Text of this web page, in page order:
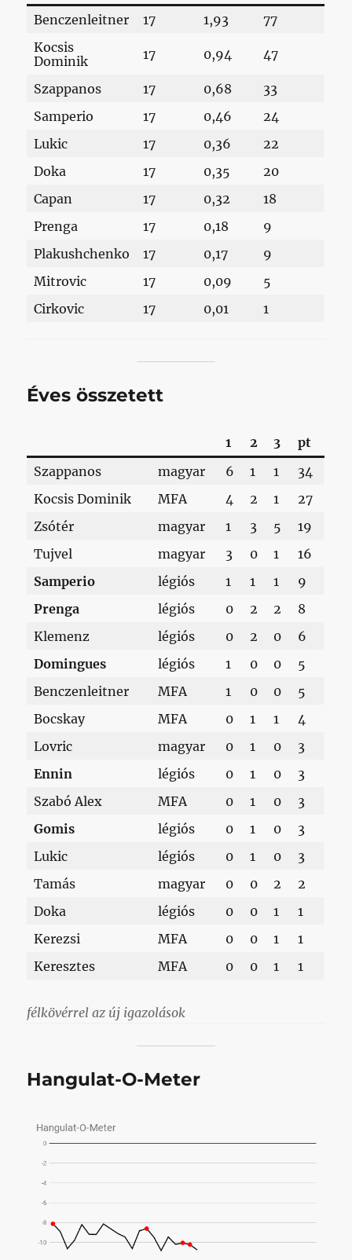
Benczenleitner 17 1,93
77
Kocsis
Dominik
17 0,94 47
Szappanos 17 0,68
33
Samperio
17 0,46
24
Lukic
17 0,36
22
Doka
17 0,35
20
Capan
17 0,32
18
Prenga
17 0,18
9
Plakushchenko
17 0,17
9
Mitrovic
17 0,09
5
Cirkovic
17 0,01 1
Éves összetett
1 2 3
pt
Szappanos
magyar 6 1 1
34
Kocsis Dominik
MFA 4 2 1
27
Zsótér
magyar 1 3 5
19
Tujvel
magyar 3 0 1
16
Samperio
légiós 1 1 1
9
Prenga
légiós 0 2 2
8
Klemenz
légiós 0 2 0
6
Domingues
légiós 1 0 0
5
Benczenleitner
MFA 1 0 0
5
Bocskay
MFA 0 1 1
4
Lovric
magyar 0 1 0
3
Ennin
légiós 0 1 0
3
Szabó Alex
MFA 0 1 0
3
Gomis
légiós 0 1 0
3
Lukic
légiós 0 1 0
3
Tamás
magyar 0 0 2
2
Doka
légiós 0 0 1
1
Kerezsi
MFA 0 0 1
1
Keresztes
MFA 0 0 1 1
félkövérrel az új igazolások
Hangulat-O-Meter